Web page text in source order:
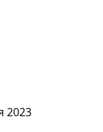
2023